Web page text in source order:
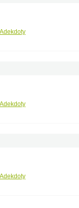
Adekdoty
Adekdoty
Adekdoty